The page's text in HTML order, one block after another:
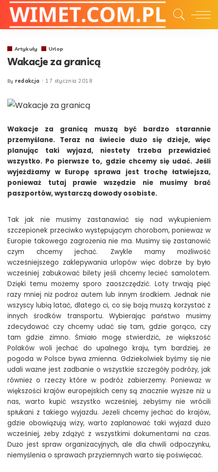
Artykuły Urlop
Wakacje za granicą
Posted
By redakcja 17 stycznia 2018
Wakacje za granicą muszą być bardzo starannie
przemyślane. Teraz na świecie dużo się dzieje, więc
planując taki wyjazd, niestety trzeba przewidzieć
wszystko. Po pierwsze to, gdzie chcemy się udać. Jeśli
wyjeżdżamy w Europę sprawa jest trochę łatwiejsza,
ponieważ tutaj prawie wszędzie nie musimy brać
paszportów, wystarczą dowody osobiste.
Tak jak nie musimy zastanawiać się nad wykupieniem
szczepionek przeciwko występującym chorobom, ponieważ w
Europie takowego zagrożenia nie ma. Musimy się zastanowić
czym chcemy jechać. Zwykle mamy możliwość
wcześniejszego zaklepywania urlopów więc dobrze by było
wcześniej zabukować bilety jeśli chcemy lecieć samolotem.
Dzięki temu możemy sporo zaoszczędzić. Loty trwają pięć
razy mniej niż podroż autem lub innym środkiem. Jednak nie
wszyscy lubią latać, dlatego ci, co się boją muszą korzystać z
innych środków transportu. Wybierając państwo musimy
zdecydować czy chcemy udać się tam, gdzie gorąco, czy
tam gdzie zimno. Śmiało mogę stwierdzić, że większość
Polaków woli jechać do upalnego kraju, tym bardziej, że
pogoda w Polsce bywa zmienna. Gdziekolwiek byśmy się nie
udali ważne jest zadbanie o wszystkie szczegóły podróży, jak
również o rzeczy które w podróż zabierzemy. Ponieważ w
większości krajów europejskich ceny są znacznie wyższe niż u
nas, warto kupić wszystko wcześniej, żebyśmy nie wrócili
spłukani z takiego wyjazdu. Jeżeli chcemy jechać do krajów,
gdzie obowiązują wizy, warto zaplanować taki wyjazd dużo
wcześniej, żeby zdążyć z wszystkimi dokumentami na czas.
Dużo jest spraw organizacyjnych, ale dla chwili odpoczynku,
niemyślenia o sprawach przyziemnych warto się poświęcać.